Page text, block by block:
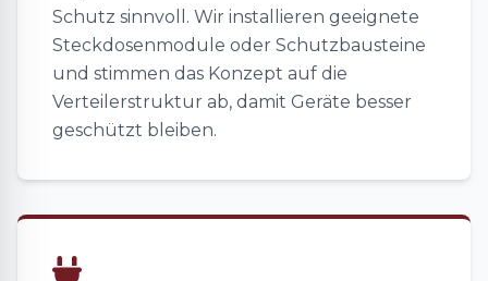
Schutz sinnvoll. Wir installieren geeignete
Steckdosenmodule oder Schutzbausteine
und stimmen das Konzept auf die
Verteilerstruktur ab, damit Geräte besser
geschützt bleiben.